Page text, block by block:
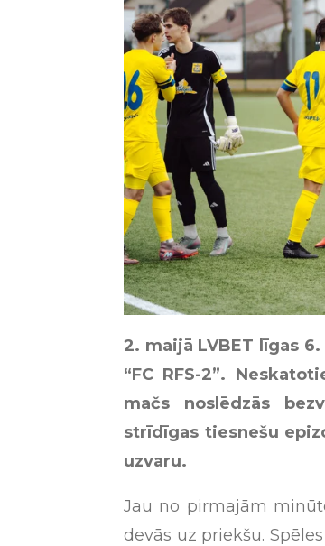
2. maijā LVBET līgas
“FC RFS-2”.
mačs noslēdzās
strīdīgas tiesnešu
uzvaru.
Jau no pirmajām
devās uz priekšu.